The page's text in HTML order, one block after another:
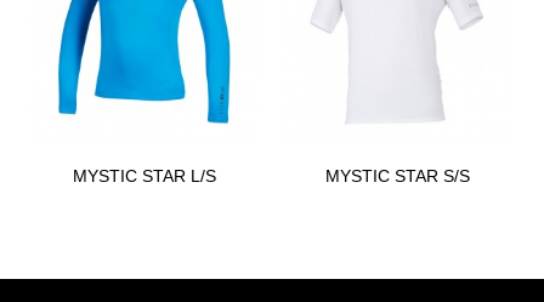
MYSTIC STAR L/S
MYSTIC STAR S/S